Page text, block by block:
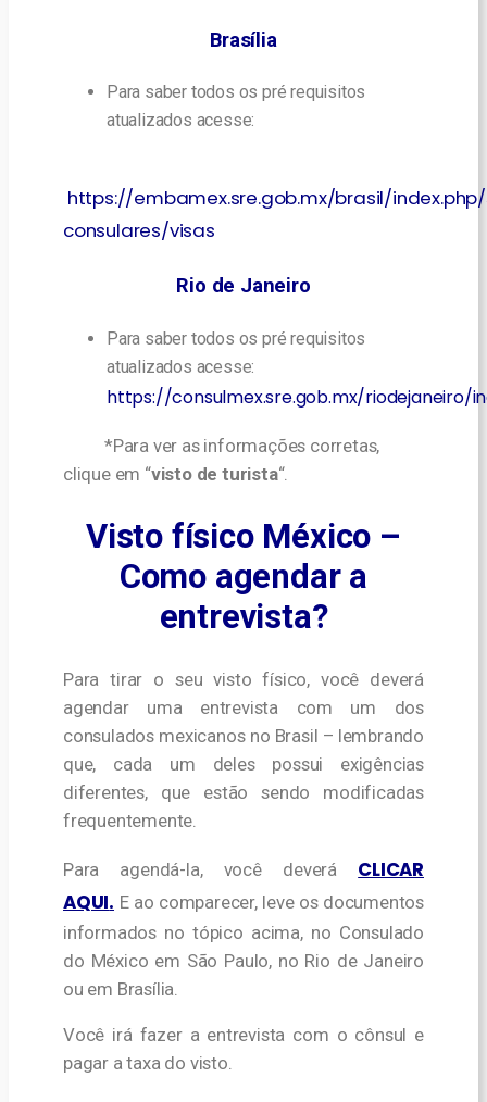
Brasília
Para saber todos os pré requisitos
atualizados acesse:
https://embamex.sre.gob.mx/brasil/
consulares/visas
Rio de Janeiro
Para saber todos os pré requisitos
atualizados acesse:
https://consulmex.sre.gob.mx/riodejaneiro/
*Para ver as informações corretas,
clique em “visto de turista“.
Visto físico México –
Como agendar a
entrevista?
Para tirar o seu visto físico, você deverá
agendar uma entrevista com um dos
consulados mexicanos no Brasil – lembrando
que, cada um deles possui exigências
diferentes, que estão sendo modificadas
frequentemente.
Para agendá-la, você deverá CLICAR
AQUI. E ao comparecer, leve os documentos
informados no tópico acima, no Consulado
do México em São Paulo, no Rio de Janeiro
ou em Brasília.
Você irá fazer a entrevista com o cônsul e
pagar a taxa do visto.